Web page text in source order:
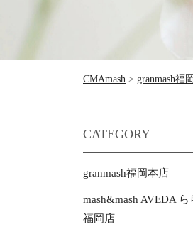
CMAmash > granmash福
CATEGORY
granmash福岡本店
mash&mash AVEDA ら
福岡店